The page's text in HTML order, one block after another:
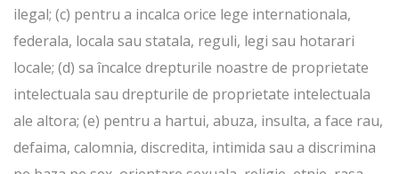
ilegal; (c) pentru a incalca orice lege internationala,
federala, locala sau statala, reguli, legi sau hotarari
locale; (d) sa încalce drepturile noastre de proprietate
intelectuala sau drepturile de proprietate intelectuala
ale altora; (e) pentru a hartui, abuza, insulta, a face rau,
defaima, calomnia, discredita, intimida sau a discrimina